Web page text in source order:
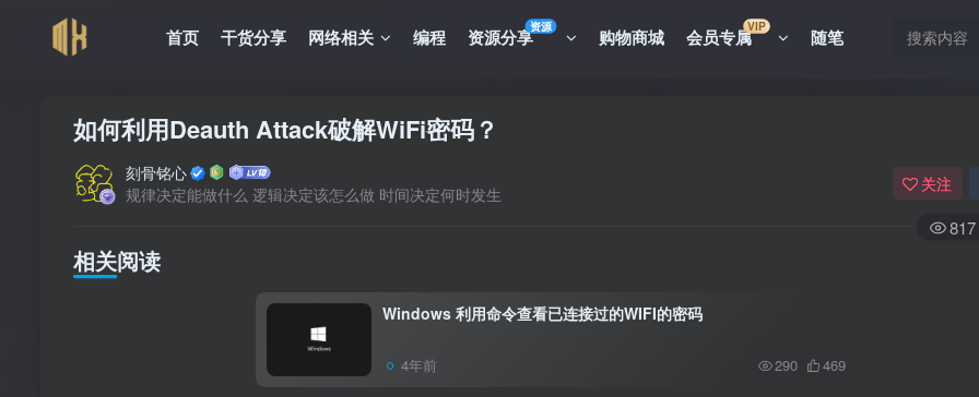
首页 干货分享 网络相关 编程 资源分享资源 购物商城 会员专属VIP 随笔
如何利用Deauth Attack破解WiFi密码？
刻骨铭心
规律决定能做什么 逻辑决定该怎么做 时间决定何时发生
关注
817
相关阅读
Windows 利用命令查看已连接过的WIFI的密码
4年前 290 469